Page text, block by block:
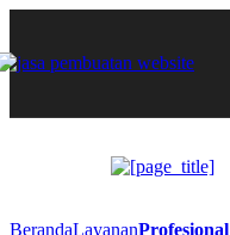
BerandaLayananProfesional